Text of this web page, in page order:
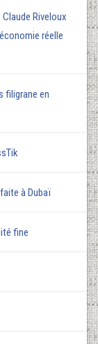
Riveloux
réelle
filigrane en
à Dubaï
fine